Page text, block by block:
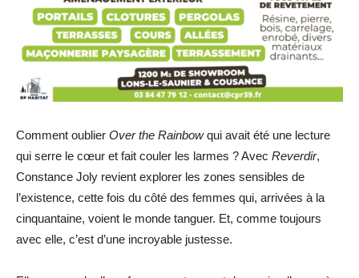
Comment oublier Over the Rainbowqui avait été une lecture
qui serre le cœur et fait couler les larmes ? Avec Reverdir,
Constance Joly revient explorer les zones sensibles de
l’existence, cette fois du côté des femmes qui, arrivées à la
cinquantaine, voient le monde tanguer. Et, comme toujours
avec elle, c’est d’une incroyable justesse.